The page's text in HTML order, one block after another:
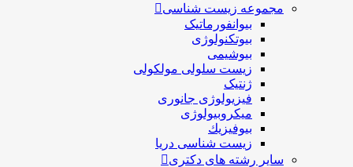
مجموعه زیست شناسی
بیوانفورماتیک
بیوتکنولوژی
بیوشیمی
زیست سلولی مولکولی
ژنتیک
فیزیولوژی جانوری
میکروبیولوژی
بيوفيزيك
زیست شناسی دریا
سایر رشته های دکتری